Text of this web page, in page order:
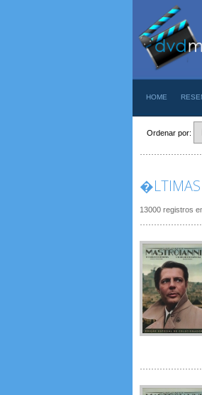
HOME
Ordenar por:
�LTIMAS
13000 registros